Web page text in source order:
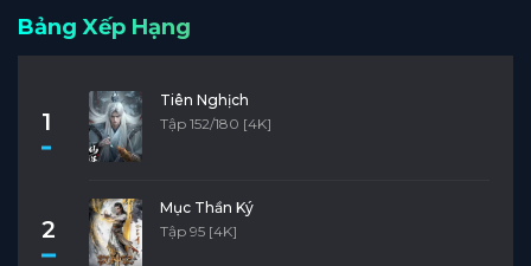
Bảng Xếp Hạng
1
Tiên Nghịch
Tập 152/180 [4K]
2
Mục Thần Ký
Tập 95 [4K]